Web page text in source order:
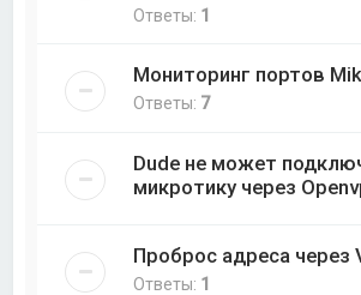
Ответы: 1
Мониторинг портов
Ответы: 7
Dude не может
микротику через
Проброс адреса через
Ответы: 1